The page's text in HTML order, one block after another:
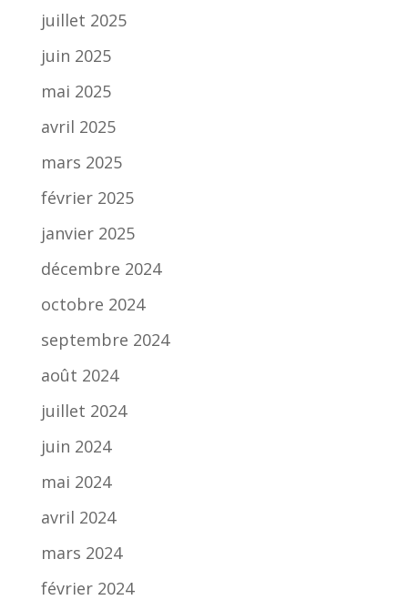
juillet 2025
juin 2025
mai 2025
avril 2025
mars 2025
février 2025
janvier 2025
décembre 2024
octobre 2024
septembre 2024
août 2024
juillet 2024
juin 2024
mai 2024
avril 2024
mars 2024
février 2024